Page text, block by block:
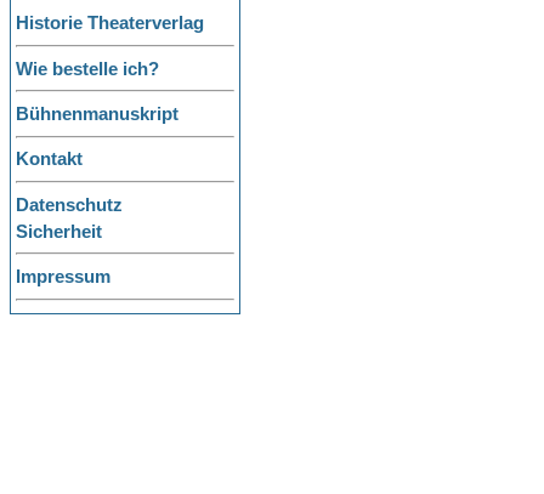
Historie Theaterverlag
Wie bestelle ich?
Bühnenmanuskript
Kontakt
Datenschutz
Sicherheit
Impressum